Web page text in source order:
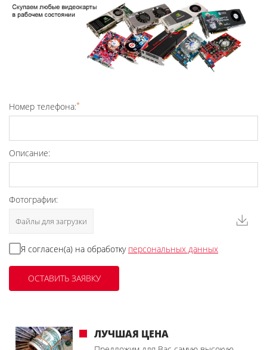
Номер телефона:*
Описание:
Фотографии:
Файлы для загрузки
Я согласен(а) на обработку персональных данных
ЛУЧШАЯ ЦЕНА